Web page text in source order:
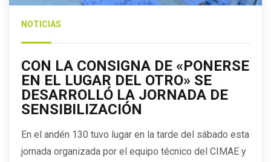
NOTICIAS
CON LA CONSIGNA DE «PONERSE
EN EL LUGAR DEL OTRO» SE
DESARROLLÓ LA JORNADA DE
SENSIBILIZACIÓN
En el andén 130 tuvo lugar en la tarde del sábado esta
jornada organizada por el equipo técnico del CIMAE y